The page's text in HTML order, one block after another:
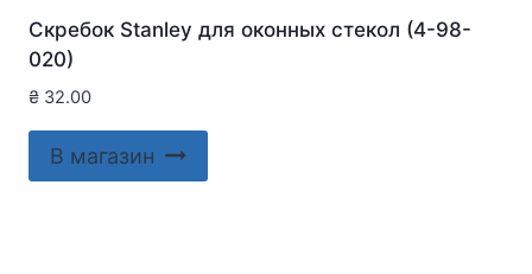
Скребок Stanley для оконныx стекол (4-98-
020)
₴ 32.00
В магазин